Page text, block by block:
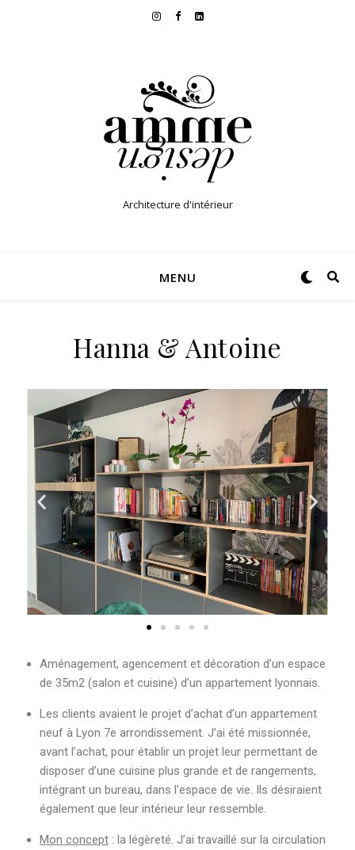
Architecture d'intérieur
MENU
Hanna & Antoine
Aménagement, agencement et décoration d’un espace
de 35m2 (salon et cuisine) d’un appartement lyonnais.
Les clients avaient le projet d’achat d’un appartement
neuf à Lyon 7e arrondissement. J’ai été missionnée,
avant l’achat, pour établir un projet leur permettant de
disposer d’une cuisine plus grande et de rangements,
intégrant un bureau, dans l’espace de vie. Ils désiraient
également que leur intérieur leur ressemble.
Mon concept : la légèreté. J’ai travaillé sur la circulation